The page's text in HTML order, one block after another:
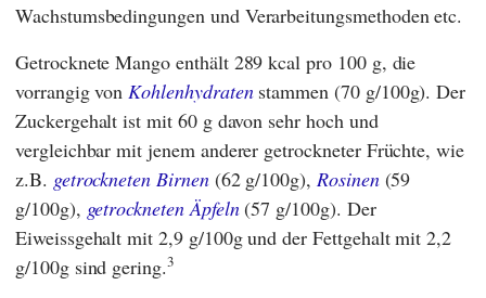
Wachstumsbedingungen und Verarbeitungsmethoden etc.
Getrocknete Mango enthält 289 kcal pro 100 g, die
vorrangig vonKohlenhydratenstammen (70 g/100g). Der
Zuckergehalt ist mit 60 g davon sehr hoch und
vergleichbar mit jenem anderer getrockneter Früchte, wie
z.B. getrockneten Birnen(62 g/100g), Rosinen(59
g/100g), getrockneten Äpfeln(57 g/100g). Der
Eiweissgehalt mit 2,9 g/100g und der Fettgehalt mit 2,2
g/100g sind gering.3